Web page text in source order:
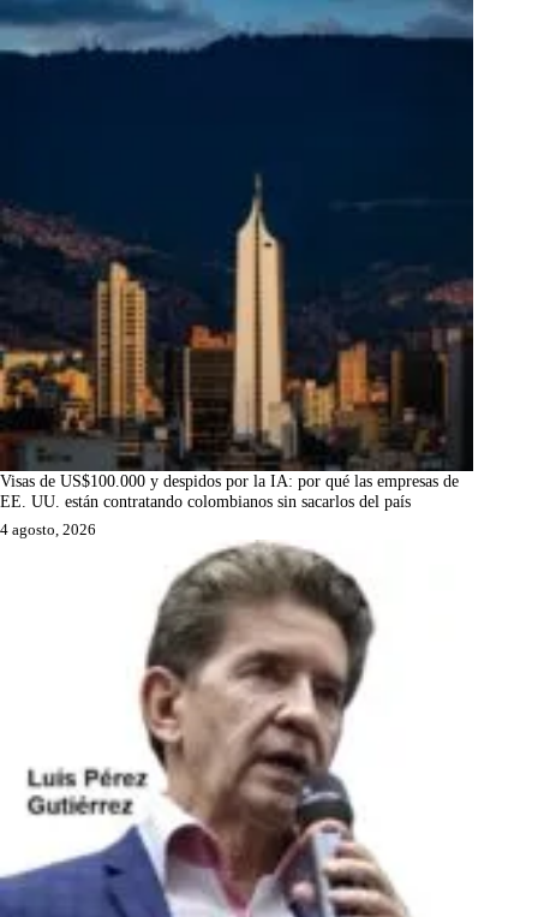
Visas de US$100.000 y despidos por la IA: por qué las empresas de
EE. UU. están contratando colombianos sin sacarlos del país
4 agosto, 2026